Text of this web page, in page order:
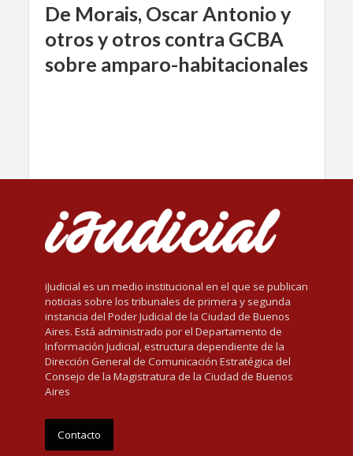
De Morais, Oscar Antonio y
otros y otros contra GCBA
sobre amparo-habitacionales
iJudicial es un medio institucional en el que se publican
noticias sobre los tribunales de primera y segunda
instancia del Poder Judicial de la Ciudad de Buenos
Aires. Está administrado por el Departamento de
Información Judicial, estructura dependiente de la
Dirección General de Comunicación Estratégica del
Consejo de la Magistratura de la Ciudad de Buenos
Aires
Contacto